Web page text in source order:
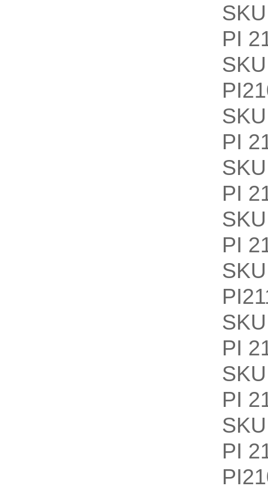
PI
PI
PI
PI
PI
PI
PI